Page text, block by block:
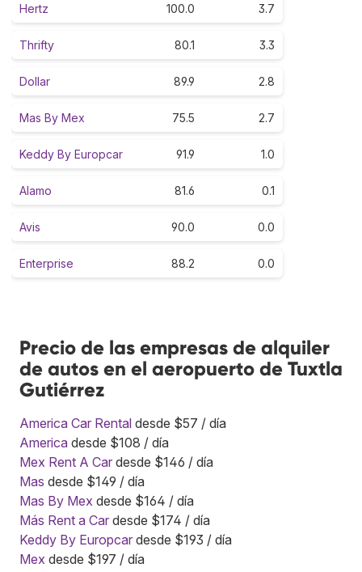
Hertz 100.0 3.7
Thrifty 80.1 3.3
Dollar 89.9 2.8
Mas By Mex 75.5 2.7
Keddy By Europcar 91.9 1.0
Alamo 81.6 0.1
Avis 90.0 0.0
Enterprise 88.2 0.0
Precio de las empresas de alquiler
de autos en el aeropuerto de Tuxtla
Gutiérrez
America Car Rental desde $57 / día
America desde $108 / día
Mex Rent A Car desde $146 / día
Mas desde $149 / día
Mas By Mex desde $164 / día
Más Rent a Car desde $174 / día
Keddy By Europcar desde $193 / día
Mex desde $197 / día